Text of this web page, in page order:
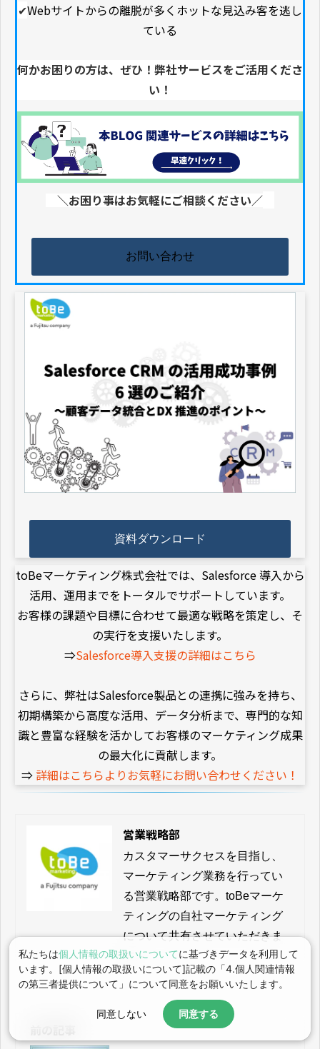
✔Webサイトからの離脱が多くホットな見込み客を逃し
ている
何かお困りの方は、ぜひ！弊社サービスをご活用くださ
い！
＼お困り事はお気軽にご相談ください／
お問い合わせ
資料ダウンロード
toBeマーケティング株式会社では、Salesforce 導入から
活用、運用までをトータルでサポートしています。
お客様の課題や目標に合わせて最適な戦略を策定し、そ
の実行を支援いたします。
⇒Salesforce導入支援の詳細はこちら
さらに、弊社はSalesforce製品との連携に強みを持ち、
初期構築から高度な活用、データ分析まで、専門的な知
識と豊富な経験を活かしてお客様のマーケティング成果
の最大化に貢献します。
⇒ 詳細はこちらよりお気軽にお問い合わせください！
営業戦略部
カスタマーサクセスを目指し、
マーケティング業務を行ってい
る営業戦略部です。toBeマーケ
ティングの自社マーケティング
について共有させていただきま
す。
私たちは個人情報の取扱いについてに基づきデータを利用して
います。[個人情報の取扱いについて]記載の「4.個人関連情報
の第三者提供について」について同意をお願いいたします。
同意しない 同意する